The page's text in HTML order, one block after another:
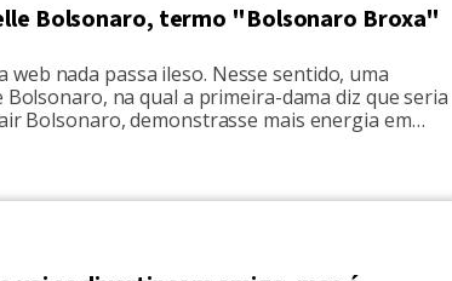
Bolsonaro, termo "Bolsonaro Broxa"
web nada passa ileso. Nesse sentido, uma
na qual a primeira-dama diz que seria
Bolsonaro, demonstrasse mais energia em